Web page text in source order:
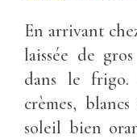
En arrivant
laissée de
dans le frigo.
crèmes,
soleil bien